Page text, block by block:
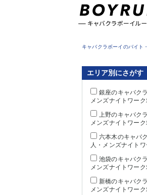
キャバクラボーイのバイト
エリア別にさがす
銀座のキャバク
メンズナイトワーク
上野のキャバク
メンズナイトワーク
六本木のキャバ
人・メンズナイトワ
池袋のキャバク
メンズナイトワーク
新橋のキャバク
メンズナイトワーク